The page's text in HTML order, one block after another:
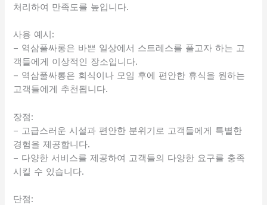
처리하여 만족도를 높입니다.
사용 예시:
– 역삼풀싸롱은 바쁜 일상에서 스트레스를 풀고자 하는 고
객들에게 이상적인 장소입니다.
– 역삼풀싸롱은 회식이나 모임 후에 편안한 휴식을 원하는
고객들에게 추천됩니다.
장점:
– 고급스러운 시설과 편안한 분위기로 고객들에게 특별한
경험을 제공합니다.
– 다양한 서비스를 제공하여 고객들의 다양한 요구를 충족
시킬 수 있습니다.
단점: